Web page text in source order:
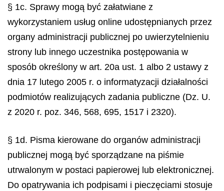
§ 1c. Sprawy mogą być załatwiane z
wykorzystaniem usług online udostępnianych przez
organy administracji publicznej po uwierzytelnieniu
strony lub innego uczestnika postępowania w
sposób określony w art. 20a ust. 1 albo 2 ustawy z
dnia 17 lutego 2005 r. o informatyzacji działalności
podmiotów realizujących zadania publiczne (Dz. U.
z 2020 r. poz. 346, 568, 695, 1517 i 2320).
§ 1d. Pisma kierowane do organów administracji
publicznej mogą być sporządzane na piśmie
utrwalonym w postaci papierowej lub elektronicznej.
Do opatrywania ich podpisami i pieczęciami stosuje